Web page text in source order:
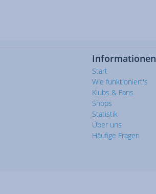
Informationen
Start
Wie funktioniert's
Klubs & Fans
Shops
Statistik
Über uns
Häufige Fragen